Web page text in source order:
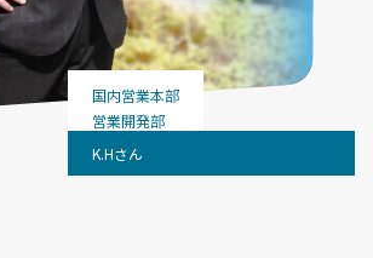
国内営業本部
営業開発部
K.Hさん